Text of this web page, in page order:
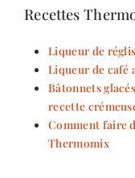
Recettes
Liqueur de
Liqueur de café
Bâtonnets
recette
Comment faire
Thermomix